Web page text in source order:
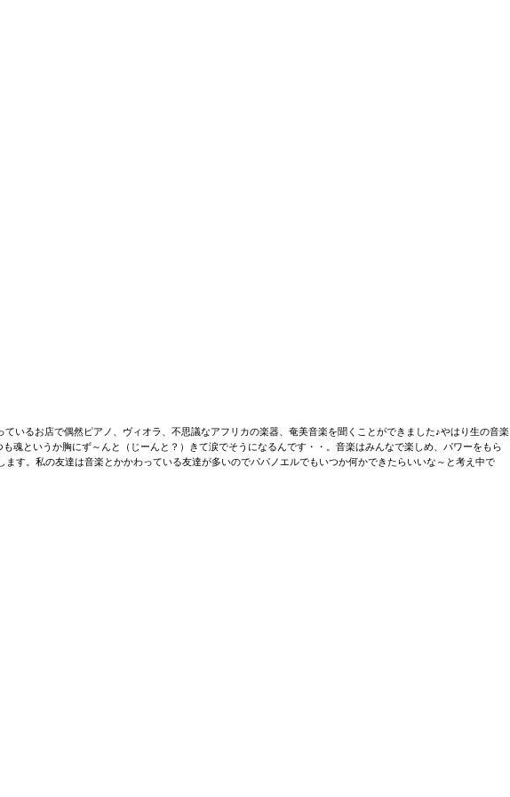
いるお店で偶然ピアノ、ヴィオラ、不思議なアフリカの楽器、奄美音楽を聞くことができました♪やはり生の音楽
というか胸にず～んと（じーんと？）きて涙でそうになるんです・・。音楽はみんなで楽しめ、パワーをもら
す。私の友達は音楽とかかわっている友達が多いのでパパノエルでもいつか何かできたらいいな～と考え中で